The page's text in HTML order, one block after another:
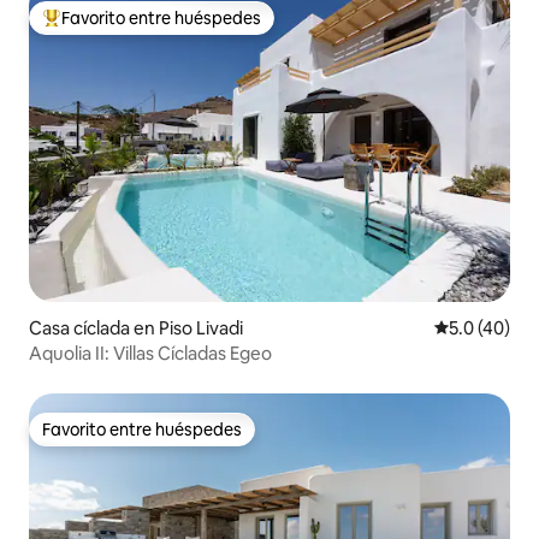
De los mejores en Favorito entre huéspedes
Favorito entre huéspedes
Casa cíclada en Piso Livadi Calificación
5.0 (40)
Aquolia II: Villas Cícladas Egeo
Favorito entre huéspedes
Favorito entre huéspedes